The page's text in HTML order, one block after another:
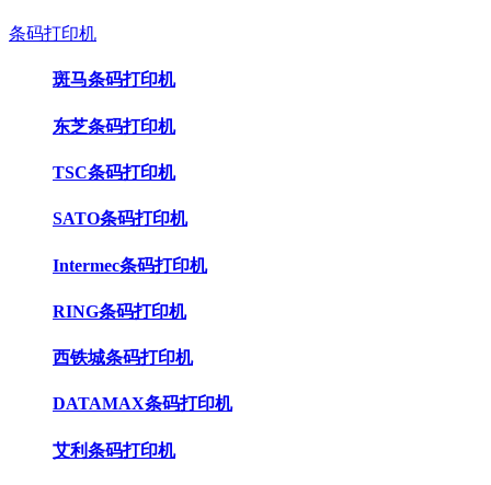
条码打印机
斑马条码打印机
东芝条码打印机
TSC条码打印机
SATO条码打印机
Intermec条码打印机
RING条码打印机
西铁城条码打印机
DATAMAX条码打印机
艾利条码打印机